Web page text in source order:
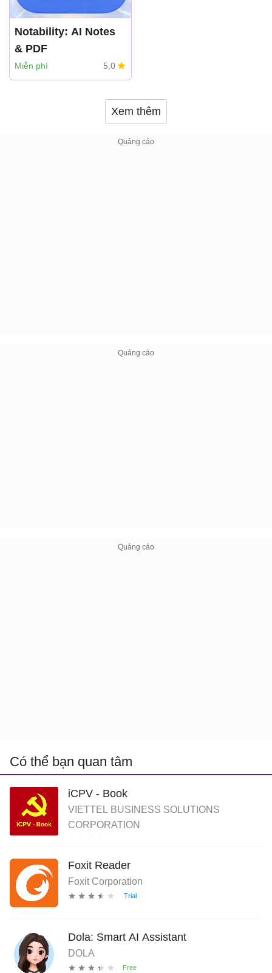
Notability: AI Notes
& PDF
Notability
Miễn phí 5,0
Xem thêm
Có thể bạn quan tâm
iCPV - Book
VIETTEL BUSINESS SOLUTIONS
CORPORATION
Foxit Reader
Foxit Corporation
Dola: Smart AI Assistant
DOLA